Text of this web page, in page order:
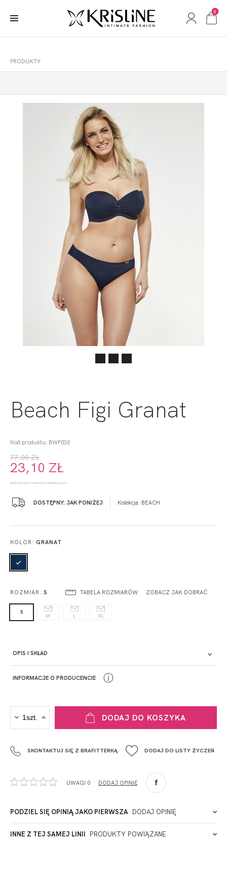
0
PRODUKTY
Beach Figi Granat
Kod produktu: BWP030
77,00 ZŁ
23,10 ZŁ
NAJNIŻSZA CENA Z 30 DNI PRZED OBNIŻKĄ: 23,10 ZŁ
DOSTĘPNY: JAK PONIŻEJ Kolekcja: BEACH
KOLOR: GRANAT
ROZMIAR: S TABELA ROZMIARÓW ZOBACZ JAK DOBRAĆ
S
M L XL
OPIS I SKŁAD
INFORMACJE O PRODUCENCIE
Fashiontex Group Sp.z o.o. Spółka komandytowa
+48 42 719 43 15
90-057
Polska
ADRES PUNKTU KONTAKTOWEGO
ⓘ
DODAJ DO KOSZYKA
SKONTAKTUJ SIĘ Z BRAFITTERKĄ DODAJ DO LISTY ŻYCZEŃ
UWAGI 0 DODAJ OPINIĘ
PODZIEL SIĘ OPINIĄ JAKO PIERWSZA DODAJ OPINIĘ
Miałeś już kontakt z naszym produktem? Zostaw opinię
INNE Z TEJ SAMEJ LINII PRODUKTY POWIĄZANE